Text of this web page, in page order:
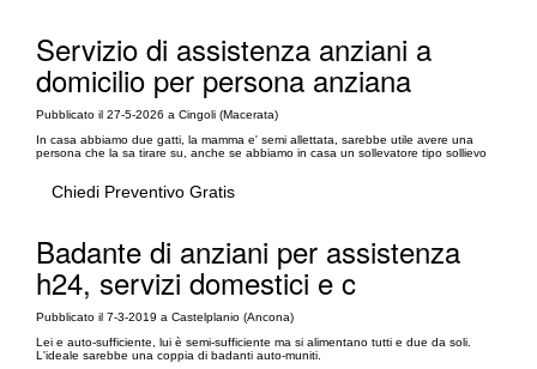
Servizio di assistenza anziani a
domicilio per persona anziana
Pubblicato il 27-5-2026 a Cingoli (Macerata)
In casa abbiamo due gatti, la mamma e' semi allettata, sarebbe utile avere una
persona che la sa tirare su, anche se abbiamo in casa un sollevatore tipo sollievo
Chiedi Preventivo Gratis
Badante di anziani per assistenza
h24, servizi domestici e c
Pubblicato il 7-3-2019 a Castelplanio (Ancona)
Lei e auto-sufficiente, lui è semi-sufficiente ma si alimentano tutti e due da soli.
L'ideale sarebbe una coppia di badanti auto-muniti.